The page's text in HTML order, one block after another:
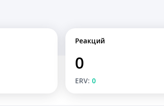
Реакций
0
ERV: 0